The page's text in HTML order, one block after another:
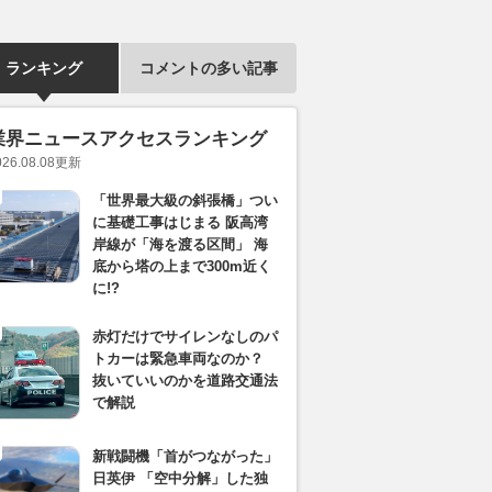
ランキング コメントの多い記事
界ニュースアクセスランキング
更新
「世界最大級の斜張橋」つい
に基礎工事はじまる 阪高湾
岸線が「海を渡る区間」 海
底から塔の上まで300m近く
に!?
赤灯だけでサイレンなしのパ
トカーは緊急車両なのか？
抜いていいのかを道路交通法
で解説
新戦闘機「首がつながった」
日英伊 「空中分解」した独